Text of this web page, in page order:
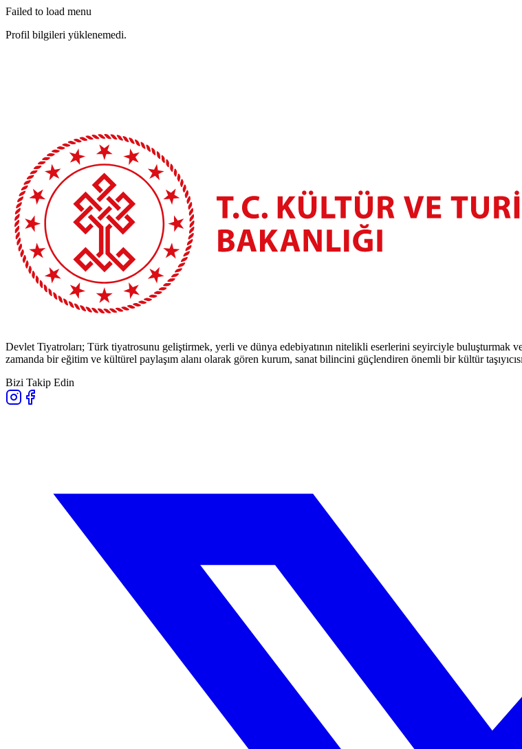
Failed to load menu
Profil bilgileri yüklenemedi.
Devlet Tiyatroları; Türk tiyatrosunu geliştirmek, yerli ve dünya edebiyatının nitelikli eserlerini seyirciyle buluşturmak ve
zamanda bir eğitim ve kültürel paylaşım alanı olarak gören kurum, sanat bilincini güçlendiren önemli bir kültür
Bizi Takip Edin